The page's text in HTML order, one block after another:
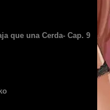
que una Cerda- Cap. 9